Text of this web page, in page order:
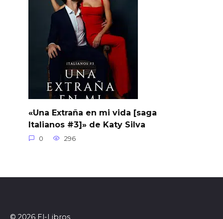
«Una Extraña en mi vida [saga
Italianos #3]» de Katy Silva
0 296
© 2026 El-Libros